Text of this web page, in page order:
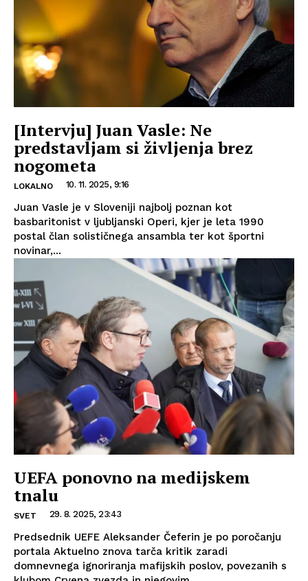
[Intervju] Juan Vasle: Ne
predstavljam si življenja brez
nogometa
LOKALNO 10. 11. 2025, 9:16
Juan Vasle je v Sloveniji najbolj poznan kot
basbaritonist v ljubljanski Operi, kjer je leta 1990
postal član solističnega ansambla ter kot športni
novinar,...
UEFA ponovno na medijskem
tnalu
SVET 29. 8. 2025, 23:43
Predsednik UEFE Aleksander Čeferin je po poročanju
portala Aktuelno znova tarča kritik zaradi
domnevnega ignoriranja mafijskih poslov, povezanih s